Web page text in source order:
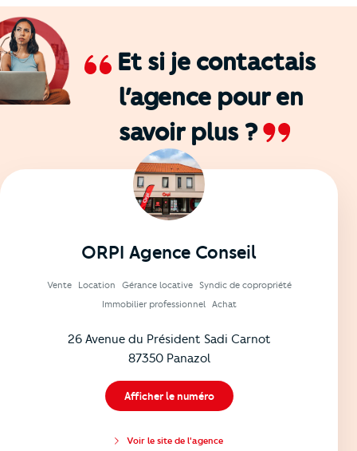
Et si je contactais
l’agence pour en
savoir plus ?
ORPI Agence Conseil
Vente Location Gérance locative
Syndic de copropriété
Immobilier professionnel
Achat
26 Avenue du Président Sadi Carnot
87350 Panazol
Afficher le numéro
Voir le site de l'agence